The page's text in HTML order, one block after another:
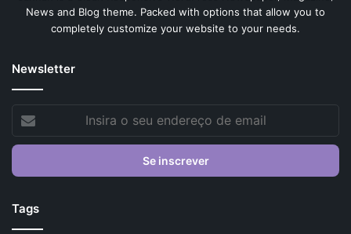
News and Blog theme. Packed with options that allow you to
completely customize your website to your needs.
Newsletter
seu
de
Tags